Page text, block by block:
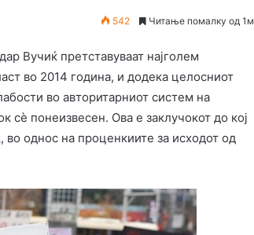
542 Читање помалку од 1м
Вучиќ претставуваат најголем
во 2014 година, и додека целосниот
во авторитарниот систем на
сè понеизвесен. Ова е заклучокот до кој
во однос на проценкиите за исходот од